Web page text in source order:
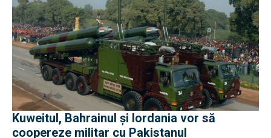
Kuweitul, Bahrainul și Iordania vor să
coopereze militar cu Pakistanul